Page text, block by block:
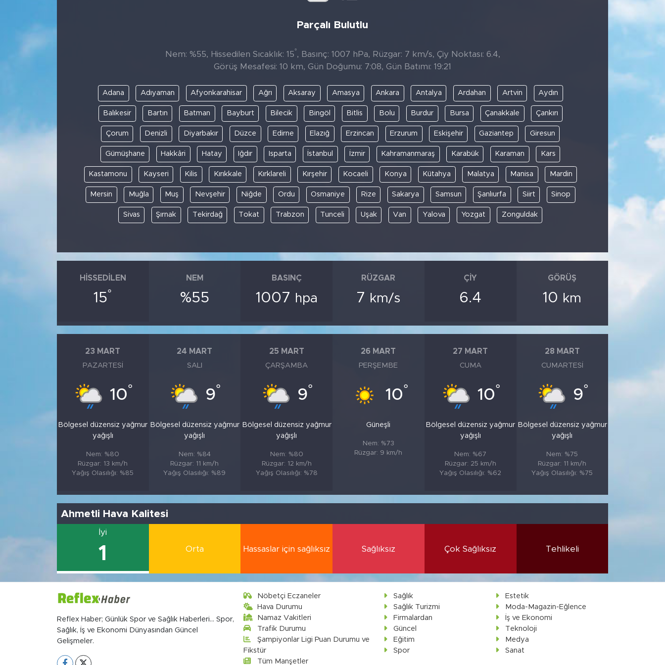
Parçalı Bulutlu
Nem: %55, Hissedilen Sıcaklık: 15°, Basınç: 1007 hPa, Rüzgar: 7 km/s, Çiy Noktası: 6.4,
Görüş Mesafesi: 10 km, Gün Doğumu: 7:08, Gün Batımı: 19:21
Adana Adıyaman Afyonkarahisar Ağrı Aksaray Amasya Ankara Antalya Ardahan Artvin Aydın
Balıkesir Bartın Batman Bayburt Bilecik Bingöl Bitlis Bolu Burdur Bursa Çanakkale Çankırı
Çorum Denizli Diyarbakır Düzce Edirne Elazığ Erzincan Erzurum Eskişehir Gaziantep Giresun
Gümüşhane Hakkâri Hatay Iğdır Isparta İstanbul İzmir Kahramanmaraş Karabük Karaman Kars
Kastamonu Kayseri Kilis Kırıkkale Kırklareli Kırşehir Kocaeli Konya Kütahya Malatya Manisa Mardin
Mersin Muğla Muş Nevşehir Niğde Ordu Osmaniye Rize Sakarya Samsun Şanlıurfa Siirt Sinop
Sivas Şırnak Tekirdağ Tokat Trabzon Tunceli Uşak Van Yalova Yozgat Zonguldak
HISSEDILEN
15°
NEM
%55
BASINÇ
1007 hpa
RÜZGAR
7 km/s
ÇIY
6.4
GÖRÜŞ
10 km
23 MART
PAZARTESI
10°
Bölgesel düzensiz yağmur
yağışlı
Nem: %80
Rüzgar: 13 km/h
Yağış Olasılığı: %85
24 MART
SALI
9°
Bölgesel düzensiz yağmur
yağışlı
Nem: %84
Rüzgar: 11 km/h
Yağış Olasılığı: %89
25 MART
ÇARŞAMBA
9°
Bölgesel düzensiz yağmur
yağışlı
Nem: %80
Rüzgar: 12 km/h
Yağış Olasılığı: %78
26 MART
PERŞEMBE
10°
Güneşli
Nem: %73
Rüzgar: 9 km/h
27 MART
CUMA
10°
Bölgesel düzensiz yağmur
yağışlı
Nem: %67
Rüzgar: 25 km/h
Yağış Olasılığı: %62
28 MART
CUMARTESI
9°
Bölgesel düzensiz yağmur
yağışlı
Nem: %75
Rüzgar: 11 km/h
Yağış Olasılığı: %75
Ahmetli Hava Kalitesi
İyi
1 Orta Hassaslar için sağlıksız Sağlıksız Çok Sağlıksız Tehlikeli
Reflex Haber; Günlük Spor ve Sağlık Haberleri... Spor,
Sağlık, İş ve Ekonomi Dünyasından Güncel
Gelişmeler.
Nöbetçi Eczaneler
Hava Durumu
Namaz Vakitleri
Trafik Durumu
Şampiyonlar Ligi Puan Durumu ve
Fikstür
Tüm Manşetler
Sağlık
Estetik
Sağlık Turizmi
Moda-Magazin-Eğlence
Firmalardan
İş ve Ekonomi
Güncel
Teknoloji
Eğitim
Medya
Spor
Sanat